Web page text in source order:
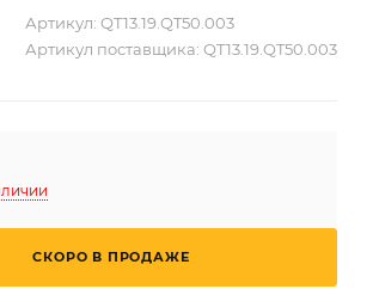
Артикул: QT13.19.QT50.003
Артикул поставщика: QT13.19.QT50.003
СКОРО В ПРОДАЖЕ